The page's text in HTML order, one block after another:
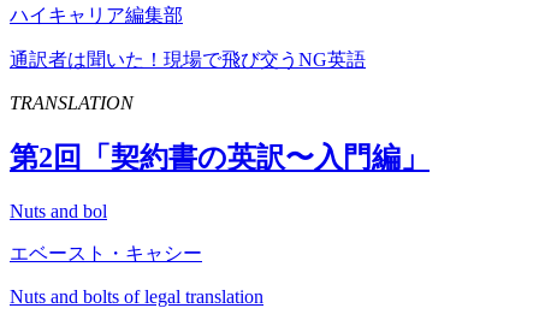
ハイキャリア編集部
通訳者は聞いた！現場で飛び交うNG英語
TRANSLATION
第2回「契約書の英訳〜入門編」
Nuts and bol
エベースト・キャシー
Nuts and bolts of legal translation